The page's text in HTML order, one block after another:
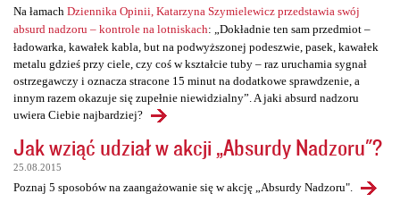
Na łamach Dziennika Opinii, Katarzyna Szymielewicz przedstawia swój
absurd nadzoru – kontrole na lotniskach: „Dokładnie ten sam przedmiot –
ładowarka, kawałek kabla, but na podwyższonej podeszwie, pasek, kawałek
metalu gdzieś przy ciele, czy coś w kształcie tuby – raz uruchamia sygnał
ostrzegawczy i oznacza stracone 15 minut na dodatkowe sprawdzenie, a
innym razem okazuje się zupełnie niewidzialny”. A jaki absurd nadzoru
uwiera Ciebie najbardziej?
Jak wziąć udział w akcji „Absurdy Nadzoru"?
25.08.2015
Poznaj 5 sposobów na zaangażowanie się w akcję „Absurdy Nadzoru".